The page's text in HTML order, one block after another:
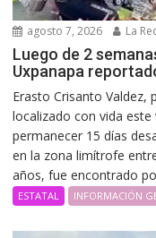
agosto 7, 2026 La
Luego de 2
Uxpanapa
Erasto Crisanto Valdez,
localizado con vida
permanecer 15 días
en la zona limítrofe
años, fue encontrado
ESTATAL INFORMACIÓN